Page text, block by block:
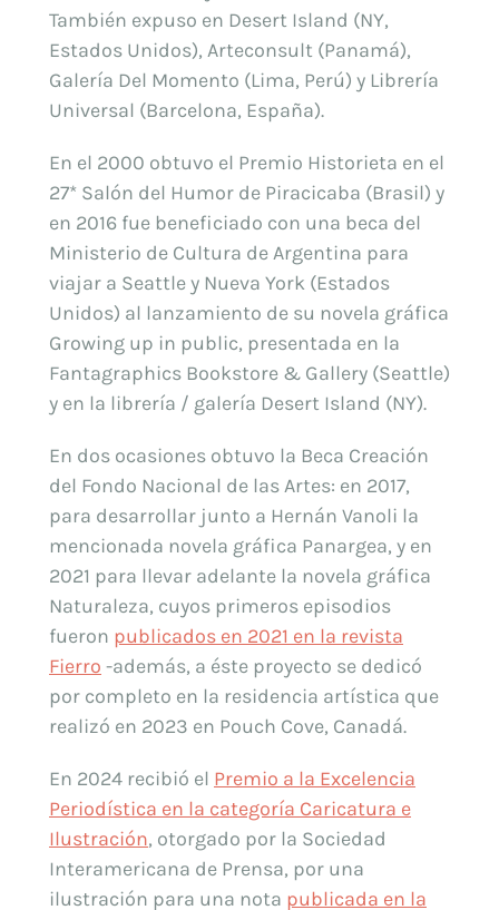
También expuso en Desert Island (NY,
Estados Unidos), Arteconsult (Panamá),
Galería Del Momento (Lima, Perú) y Librería
Universal (Barcelona, España).
En el 2000 obtuvo el Premio Historieta en el
27* Salón del Humor de Piracicaba (Brasil) y
en 2016 fue beneficiado con una beca del
Ministerio de Cultura de Argentina para
viajar a Seattle y Nueva York (Estados
Unidos) al lanzamiento de su novela gráfica
Growing up in public, presentada en la
Fantagraphics Bookstore & Gallery (Seattle)
y en la librería / galería Desert Island (NY).
En dos ocasiones obtuvo la Beca Creación
del Fondo Nacional de las Artes: en 2017,
para desarrollar junto a Hernán Vanoli la
mencionada novela gráfica Panargea, y en
2021 para llevar adelante la novela gráfica
Naturaleza, cuyos primeros episodios
fueron publicados en 2021 en la revista
Fierro -además, a éste proyecto se dedicó
por completo en la residencia artística que
realizó en 2023 en Pouch Cove, Canadá.
En 2024 recibió el Premio a la Excelencia
Periodística en la categoría Caricatura e
Ilustración, otorgado por la Sociedad
Interamericana de Prensa, por una
ilustración para una nota publicada en la